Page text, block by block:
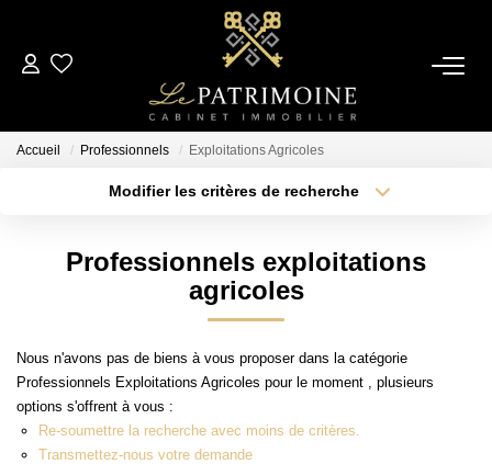
ACCUEIL
Ventes
Accueil Professionnels Exploitations Agricoles
Modifier les critères de recherche
Type de bien
Surface min
Créer une alerte
Professionnels exploitations
agricoles
Nous n'avons pas de biens à vous proposer dans la catégorie
Professionnels Exploitations Agricoles pour le moment , plusieurs
options s'offrent à vous :
Re-soumettre la recherche avec moins de critères.
Transmettez-nous votre demande